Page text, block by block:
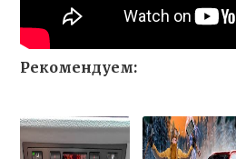
Рекомендуем: